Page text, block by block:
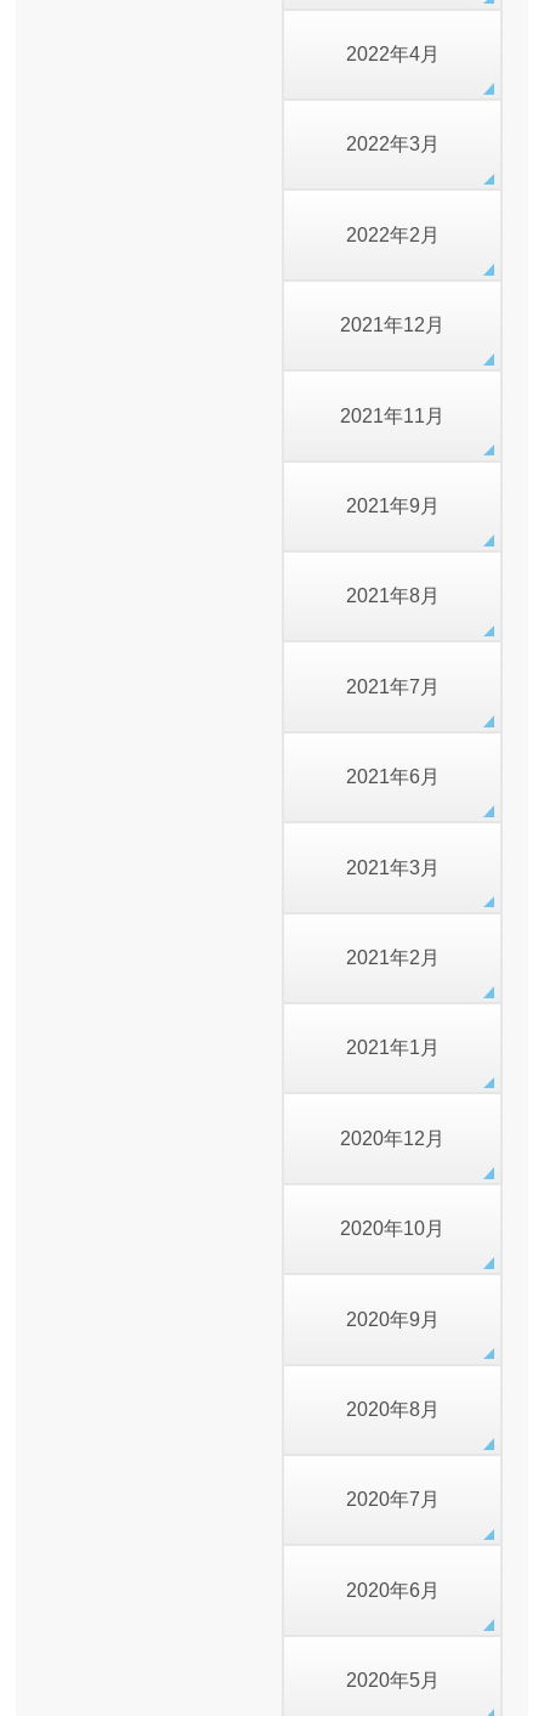
2022年4月
2022年3月
2022年2月
2021年12月
2021年11月
2021年9月
2021年8月
2021年7月
2021年6月
2021年3月
2021年2月
2021年1月
2020年12月
2020年10月
2020年9月
2020年8月
2020年7月
2020年6月
2020年5月